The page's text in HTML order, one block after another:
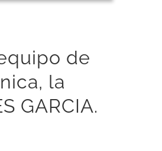
de
la
GARCIA.